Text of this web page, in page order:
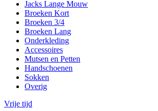
Jacks Lange Mouw
Broeken Kort
Broeken 3/4
Broeken Lang
Onderkleding
Accessoires
Mutsen en Petten
Handschoenen
Sokken
Overig
Vrije tijd